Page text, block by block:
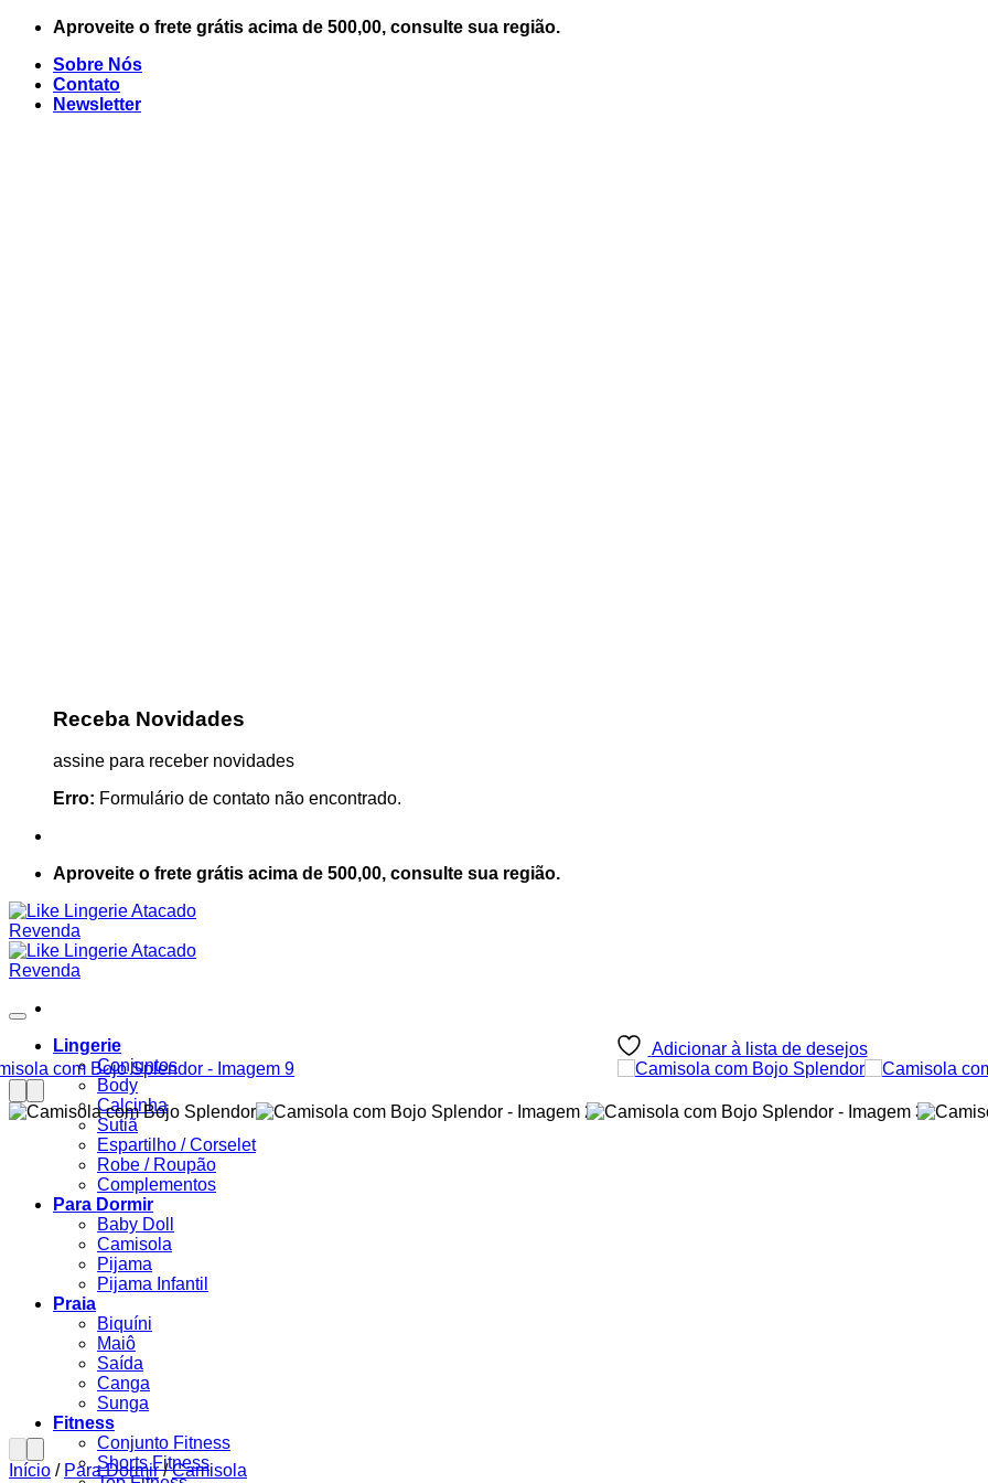
Skip
content
Aproveite o frete grátis acima de 500,00, consulte sua região.
Sobre Nós
Contato
Newsletter
Receba Novidades
assine para receber novidades
Erro: Formulário de contato não encontrado.
Aproveite o frete grátis acima de 500,00, consulte sua região.
Lingerie
Conjuntos
Body
Calcinha
Sutiã
Espartilho / Corselet
Robe / Roupão
Complementos
Para Dormir
Baby Doll
Camisola
Pijama
Pijama Infantil
Praia
Biquíni
Maiô
Saída
Canga
Sunga
Fitness
Conjunto Fitness
Shorts Fitness
Adicionar à lista de desejos
Início / Para Dormir / Camisola